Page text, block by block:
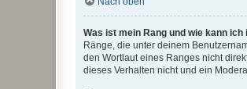
Was ist mein Rang und wie kann ich
Ränge, die unter deinem
den Wortlaut eines Ranges nicht
dieses Verhalten nicht und ein